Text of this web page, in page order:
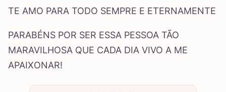
TE AMO PARA TODO SEMPRE E ETERNAMENTE
PARABÉNS POR SER ESSA PESSOA TÃO
MARAVILHOSA QUE CADA DIA VIVO A ME
APAIXONAR!